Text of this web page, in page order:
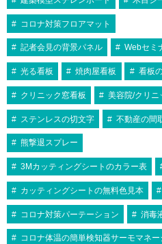
コロナ対策フロアマット
記者会見の背景パネル Webセミ
光る看板 焼肉屋看板 看板
クリニック窓看板 美容院/クリニ
ステンレスの切文字 不動産の間
熊撃退スプレー
3Mカッティングシートのカラー表
カッティングシートの無料色見本
コロナ対策パーテーション 消毒
コロナ体温の簡単検知器サーモマネー